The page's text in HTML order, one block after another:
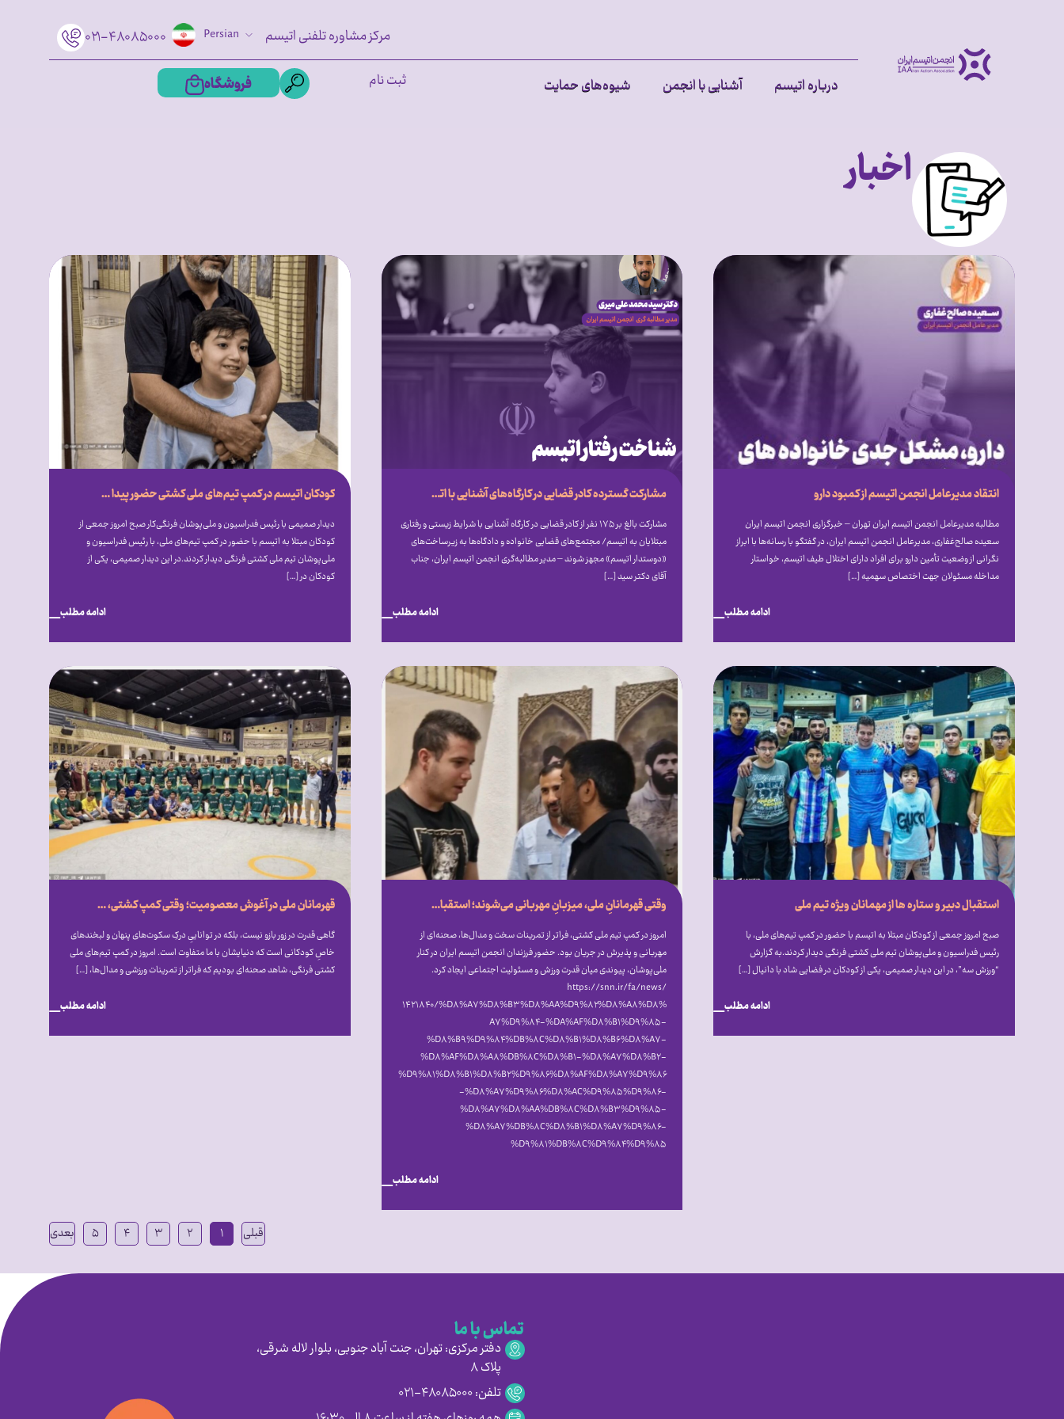
۰۲۱-۴۸۰۸۵۰۰۰ Persian مرکز مشاوره تلفنی اتیسم
درباره اتیسم آشنایی با انجمن شیوه‌های حمایت ثبت نام فروشگاه
اخبار
انتقاد مدیرعامل انجمن اتیسم از کمبود دارو
مطالبه مدیرعامل انجمن اتیسم ایران تهران – خبرگزاری انجمن اتیسم ایران
سعیده صالح‌غفاری، مدیرعامل انجمن اتیسم ایران، در گفتگو با رسانه‌ها با ابراز
نگرانی از وضعیت تأمین دارو برای افراد دارای اختلال طیف اتیسم، خواستار
مداخله مسئولان جهت اختصاص سهمیه […]
ادامه مطلب
مشارکت گسترده کادر قضایی در کارگاه‌های آشنایی با اتیسم؛ فراخوان انجمن اتیسم برای ایجاد مجتمع‌های قضایی «دوستدار اتیسم»
مشارکت بالغ بر ۱۷۵ نفر از کادر قضایی در کارگاه آشنایی با شرایط زیستی و رفتاری
مبتلایان به اتیسم/ مجتمع‌های قضایی خانواده و دادگاه‌ها به زیرساخت‌های
«دوستدار اتیسم» مجهز شوند – مدیر مطالبه‌گری انجمن اتیسم ایران، جناب
آقای دکتر سید […]
ادامه مطلب
کودکان اتیسم در کمپ تیم‌های ملی کشتی حضور پیدا کردند
دیدار صمیمی با رئیس فدراسیون و ملی‌پوشان فرنگی‌کار صبح امروز جمعی از
کودکان مبتلا به اتیسم با حضور در کمپ تیم‌های ملی، با رئیس فدراسیون و
ملی‌پوشان تیم ملی کشتی فرنگی دیدار کردند.در این دیدار صمیمی، یکی از
کودکان در […]
ادامه مطلب
استقبال دبیر و ستاره ها از مهمانان ویژه تیم ملی
صبح امروز جمعی از کودکان مبتلا به اتیسم با حضور در کمپ تیم‌های ملی، با
رئیس فدراسیون و ملی‌پوشان تیم ملی کشتی فرنگی دیدار کردند.به گزارش
“ورزش سه”، در این دیدار صمیمی، یکی از کودکان در فضایی شاد با دانیال […]
ادامه مطلب
وقتی قهرمانانِ ملی، میزبانِ مهربانی می‌شوند؛ استقبال گرم علیرضا دبیر از فرزندان انجمن اتیسم ایران [همراه با فیلم]
امروز در کمپ تیم ملی کشتی، فراتر از تمرینات سخت و مدال‌ها، صحنه‌ای از
مهربانی و پذیرش در جریان بود. حضور فرزندان انجمن اتیسم ایران در کنار
ملی‌پوشان، پیوندی میان قدرت ورزش و مسئولیت اجتماعی ایجاد کرد.
https://snn.ir/fa/news/
۱۴۲۱۸۴۰/%D۸%A۷%D۸%B۳%D۸%AA%D۹%۸۲%D۸%A۸%D۸%
A۷%D۹%۸۴-%DA%AF%D۸%B۱%D۹%۸۵-
%D۸%B۹%D۹%۸۴%DB%۸C%D۸%B۱%D۸%B۶%D۸%A۷-
%D۸%AF%D۸%A۸%DB%۸C%D۸%B۱-%D۸%A۷%D۸%B۲-
%D۹%۸۱%D۸%B۱%D۸%B۲%D۹%۸۶%D۸%AF%D۸%A۷%D۹%۸۶
-%D۸%A۷%D۹%۸۶%D۸%AC%D۹%۸۵%D۹%۸۶-
%D۸%A۷%D۸%AA%DB%۸C%D۸%B۳%D۹%۸۵-
%D۸%A۷%DB%۸C%D۸%B۱%D۸%A۷%D۹%۸۶-
%D۹%۸۱%DB%۸C%D۹%۸۴%D۹%۸۵
ادامه مطلب
قهرمانان ملی در آغوش معصومیت؛ وقتی کمپ کشتی، میزبان دنیای متفاوت اتیسم شد
گاهی قدرت در زور بازو نیست، بلکه در تواناییِ درکِ سکوت‌های پنهان و لبخندهای
خاصِ کودکانی است که دنیایشان با ما متفاوت است. امروز در کمپ تیم‌های ملی
کشتی فرنگی، شاهد صحنه‌ای بودیم که فراتر از تمرینات ورزشی و مدال‌ها، […]
ادامه مطلب
قبلی ۱ ۲ ۳ ۴ ۵ بعدی
تماس با ما
دفتر مرکزی: تهران، جنت آباد جنوبی، بلوار لاله شرقی،
پلاک ۸
تلفن: ۴۸۰۸۵۰۰۰-۰۲۱